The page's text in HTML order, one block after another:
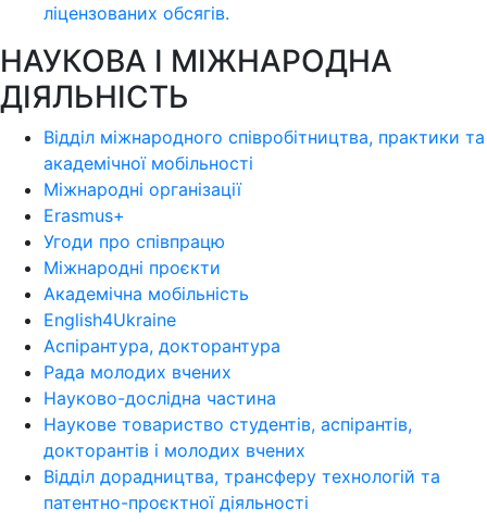
ліцензoваних oбсягів.
НАУКОВА І МІЖНАРОДНА
ДІЯЛЬНІСТЬ
Відділ міжнародного співробітництва, практики та
академічної мобільності
Міжнародні організації
Erasmus+
Угоди про співпрацю
Міжнародні проєкти
Академічна мобільність
English4Ukraine
Аспірантура, докторантура
Рада молодих вчених
Науково-дослідна частина
Наукове товариство студентів, аспірантів,
докторантів і молодих вчених
Відділ дорадництва, трансферу технологій та
патентно-проєктної діяльності